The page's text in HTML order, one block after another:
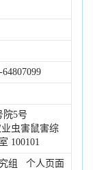
院5号
虫害鼠害综
100101
组
个人页面